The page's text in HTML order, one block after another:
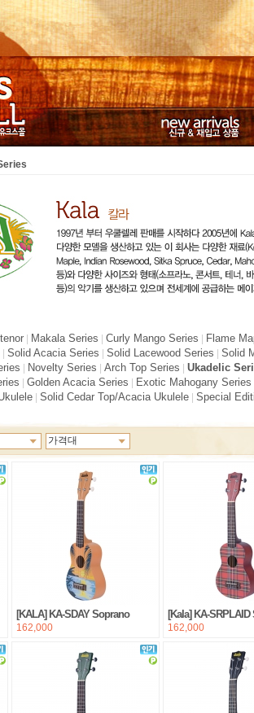
tenor Makala Series Curly Mango Series Flame
Solid Acacia Series Solid Lacewood Series Solid
Novelty Series Arch Top Series Ukadelic
Golden Acacia Series Exotic Mahogany Series
Solid Cedar Top/Acacia Ukulele Special
가격대
[KALA] KA-SDAY Soprano
162,000
[Kala] KA-
162,000